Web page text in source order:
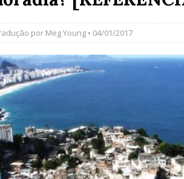
#OLHONAMÍDIA
[ 27/07/2026 ] Mutirão Agroecológico
Coletivos para Plantio e Inauguração da
em Suruí, Magé
[ 04/08/2026 ]
Trens Fluminenses,
Passam para Consórcio Nova Via
#OLHONOLEGADO
por Meg Young • 04/01/2017